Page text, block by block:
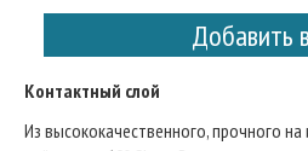
Добавить
Контактный слой
Из высококачественного, прочного